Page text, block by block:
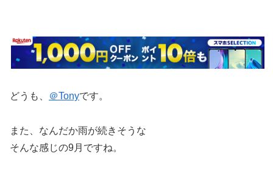
どうも、 ＠Tonyです。
また、なんだか雨が続きそうな
そんな感じの9月ですね。